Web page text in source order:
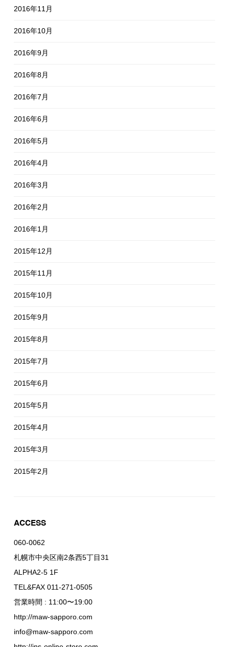
2016年11月
2016年10月
2016年9月
2016年8月
2016年7月
2016年6月
2016年5月
2016年4月
2016年3月
2016年2月
2016年1月
2015年12月
2015年11月
2015年10月
2015年9月
2015年8月
2015年7月
2015年6月
2015年5月
2015年4月
2015年3月
2015年2月
ACCESS
060-0062
札幌市中央区南2条西5丁目31
ALPHA2-5 1F
TEL&FAX 011-271-0505
営業時間 : 11:00〜19:00
http://maw-sapporo.com
info@maw-sapporo.com